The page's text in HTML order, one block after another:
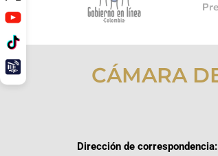
CÁMARA
Dirección de correspondencia: